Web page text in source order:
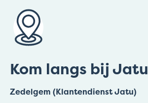
Kom langs bij Jatu
Zedelgem (Klantendienst Jatu)